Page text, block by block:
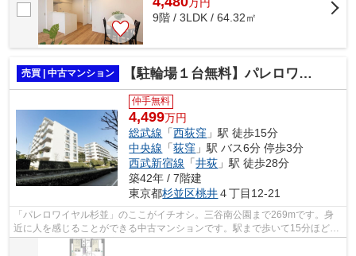
9階 / 3LDK / 64.32㎡
売買 | 中古マンション 【駐輪場１台無料】パレロワイヤル杉並
仲手無料
4,499万円
総武線 「西荻窪 」駅 徒歩15分
中央線 「荻窪 」駅 バス6分 停歩3分
西武新宿線 「井荻 」駅 徒歩28分
築42年 / 7階建
東京都杉並区桃井４丁目12-21
「パレロワイヤル杉並」のここがイチオシ。三谷南公園まで269mです。身
近に人を感じることができる中古マンションです。駅まで歩いて15分ほどの
物件です。総武線西荻窪周辺に関するお...